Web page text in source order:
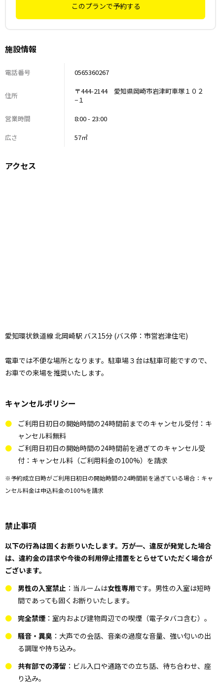
ることをお約束いただける方。
• 必須ハッシュタグ（コピーしてお使いください）： #センチ
#DIY #パーティー #生誕祭 #バースデーフォト #推しのいる生
活 #名古屋レンタルスペース
ト」を可愛く撮りたい方、こだわり抜いた「コスプレ」撮影
をしたい方、そして「推しのいる生活」を全力で楽しみたい
方。あなたの「好き」が詰まった投稿を、スタッフ一同楽し
このプランで予約する
施設情報
電話番号 0565360267
住所
〒444-2144 愛知県岡崎市岩津町車塚１０２
−１
営業時間
8:00 - 23:00
広さ
57㎡
アクセス
愛知環状鉄道線 北岡崎駅 バス15分 (バス停：市営岩津住宅)
電車では不便な場所となります。駐車場３台は駐車可能ですので、
お車での来場を推奨いたします。
キャンセルポリシー
ご利用日初日の開始時間の24時間前までのキャンセル受付：キ
ャンセル料無料
ご利用日初日の開始時間の24時間前を過ぎてのキャンセル受
付：キャンセル料（ご利用料金の100%）を請求
※予約成立日時がご利用日初日の開始時間の24時間前を過ぎている場合：キャ
ンセル料金は申込料金の100%を請求
禁止事項
以下の行為は固くお断りいたします。万が一、違反が発覚した場合
は、違約金の請求や今後の利用停止措置をとらせていただく場合が
ございます。
男性の入室禁止 ：当ルームは女性専用です。男性の入室は短時
間であっても固くお断りいたします。
完全禁煙 ：室内および建物周辺での喫煙（電子タバコ含む）。
騒音・異臭 ：大声での会話、音楽の過度な音量、強い匂いの出
る調理や持ち込み。
共有部での滞留 ：ビル入口や通路での立ち話、待ち合わせ、座
り込み。